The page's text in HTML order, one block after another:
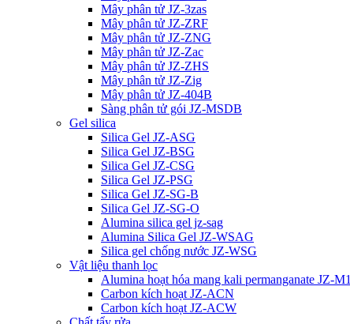
Mây phân tử JZ-3zas
Mây phân tử JZ-ZRF
Mây phân tử JZ-ZNG
Mây phân tử JZ-Zac
Mây phân tử JZ-ZHS
Mây phân tử JZ-Zig
Mây phân tử JZ-404B
Sàng phân tử gói JZ-MSDB
Gel silica
Silica Gel JZ-ASG
Silica Gel JZ-BSG
Silica Gel JZ-CSG
Silica Gel JZ-PSG
Silica Gel JZ-SG-B
Silica Gel JZ-SG-O
Alumina silica gel jz-sag
Alumina Silica Gel JZ-WSAG
Silica gel chống nước JZ-WSG
Vật liệu thanh lọc
Alumina hoạt hóa mang kali permanganate JZ-M1
Carbon kích hoạt JZ-ACN
Carbon kích hoạt JZ-ACW